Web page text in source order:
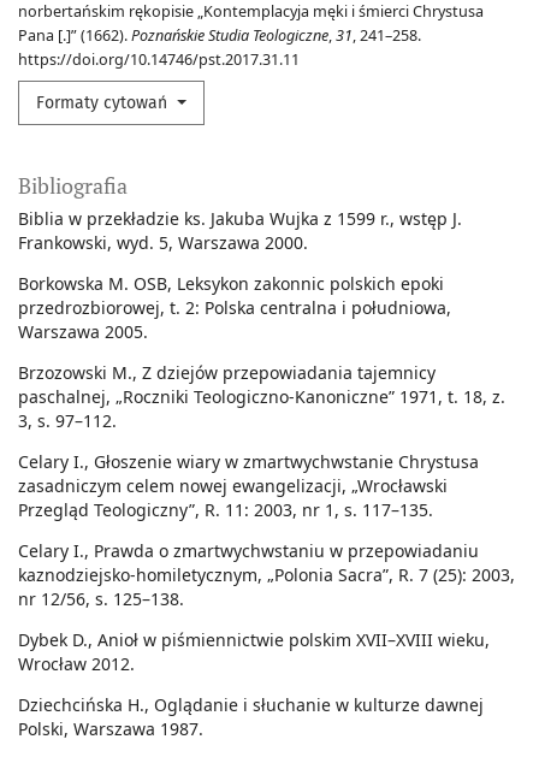
norbertańskim rękopisie „Kontemplacyja męki i śmierci Chrystusa
Pana [.]” (1662).Poznańskie Studia Teologiczne,31, 241–258.
https://doi.org/10.14746/pst.2017.31.11
Formaty cytowań
Bibliografia
Biblia w przekładzie ks. Jakuba Wujka z 1599 r., wstęp J.
Frankowski, wyd. 5, Warszawa 2000.
Borkowska M. OSB, Leksykon zakonnic polskich epoki
przedrozbiorowej, t. 2: Polska centralna i południowa,
Warszawa 2005.
Brzozowski M., Z dziejów przepowiadania tajemnicy
paschalnej, „Roczniki Teologiczno-Kanoniczne” 1971, t. 18, z.
3, s. 97–112.
Celary I., Głoszenie wiary w zmartwychwstanie Chrystusa
zasadniczym celem nowej ewangelizacji, „Wrocławski
Przegląd Teologiczny”, R. 11: 2003, nr 1, s. 117–135.
Celary I., Prawda o zmartwychwstaniu w przepowiadaniu
kaznodziejsko-homiletycznym, „Polonia Sacra”, R. 7 (25): 2003,
nr 12/56, s. 125–138.
Dybek D., Anioł w piśmiennictwie polskim XVII–XVIII wieku,
Wrocław 2012.
Dziechcińska H., Oglądanie i słuchanie w kulturze dawnej
Polski, Warszawa 1987.